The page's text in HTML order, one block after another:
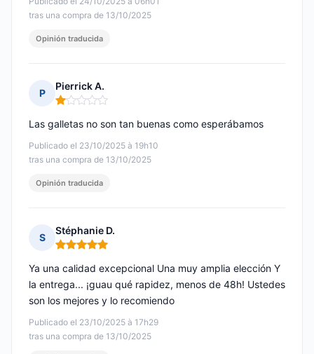
tras una compra de 13/10/2025
Opinión traducida
P
Pierrick A.
Nota: 1 de 5
Publicado el 23/10/2025 à 19h10
tras una compra de 13/10/2025
Las galletas no son tan buenas como esperábamos
Opinión traducida
S
Stéphanie D.
Nota: 5 de 5
Publicado el 23/10/2025 à 17h29
tras una compra de 13/10/2025
Ya una calidad excepcional Una muy amplia elección Y
la entrega... ¡guau qué rapidez, menos de 48h! Ustedes
son los mejores y lo recomiendo